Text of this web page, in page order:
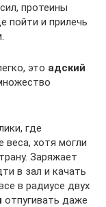
протеины
пойти и прилечь
это адский
где
веса, хотя могли
Заряжает
в зал и качать
в радиусе двух
отпугивать даже